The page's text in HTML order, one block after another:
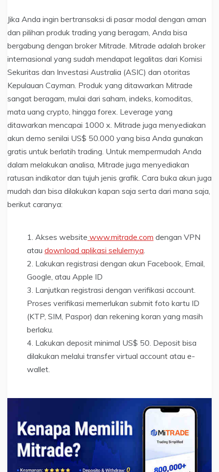
Jika Anda ingin bertransaksi di pasar modal dengan aman
dan pilihan produk trading yang beragam, Anda bisa
bergabung dengan broker Mitrade. Mitrade adalah broker
internasional yang sudah mendapat legalitas dari Komisi
Sekuritas dan Investasi Australia (ASIC) dan otoritas
Kepulauan Cayman. Produk yang ditawarkan Mitrade
sangat beragam, mulai dari saham, indeks, komoditas,
mata uang crypto, hingga forex. Leverage yang
ditawarkan mencapai 1000 x. Mitrade juga menyediakan
akun demo senilai US$ 50.000 yang bisa Anda gunakan
gratis untuk berlatih trading. Untuk mempermudah Anda
dalam melakukan analisa, Mitrade juga menyediakan
ratusan indikator dan tujuh jenis grafik. Cara buka akun juga
mudah dan bisa dilakukan kapan saja serta dari mana saja,
berikut caranya:
Akses website www.mitrade.com dengan VPN
atau download aplikasi selulernya
Lakukan registrasi dengan akun Facebook, Email,
Google, atau Apple ID
Lanjutkan registrasi dengan verifikasi account.
Proses verifikasi memerlukan submit foto kartu ID
(KTP, SIM, Paspor) dan rekening koran yang masih
berlaku.
Lakukan deposit minimal US$ 50. Deposit bisa
dilakukan melalui transfer virtual account atau e-
wallet.